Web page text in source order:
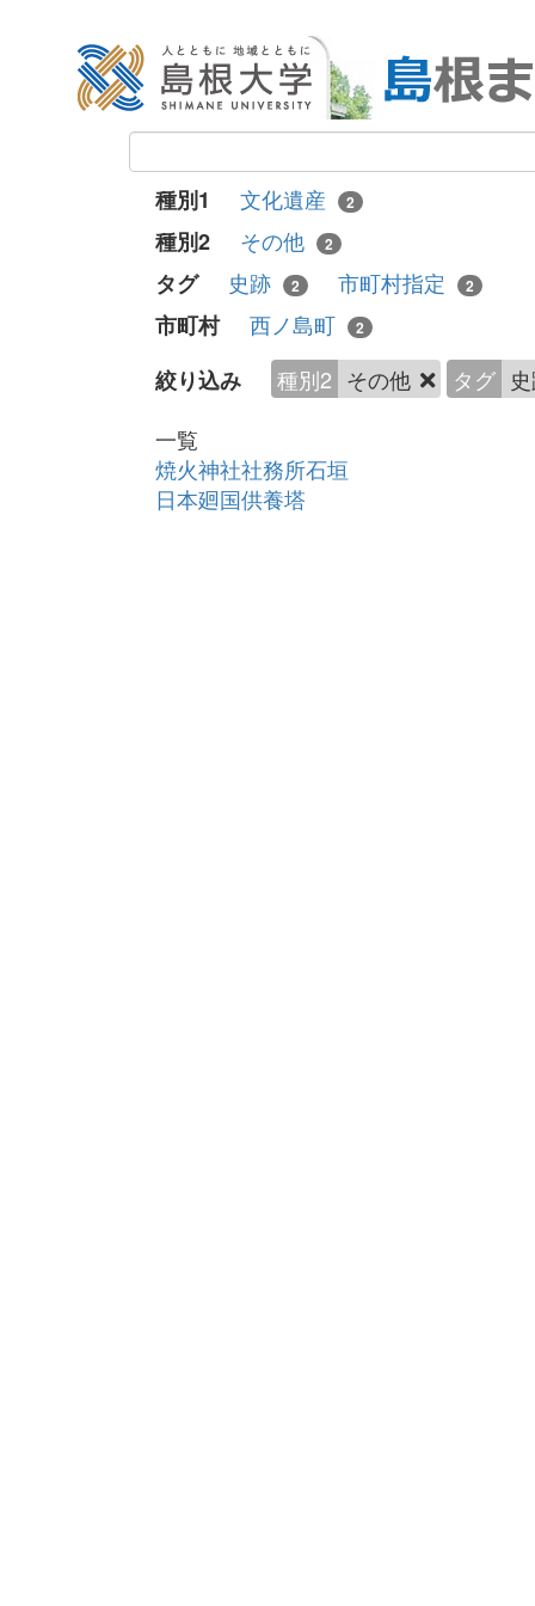
種別1 文化遺産 2
種別2 その他 2
タグ 史跡 2 市町村指定 2
市町村 西ノ島町 2
絞り込み 種別2 その他 タグ
一覧
焼火神社社務所石垣
日本廻国供養塔